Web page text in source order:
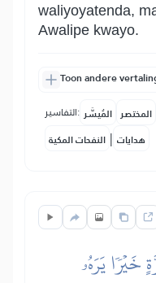
waliyoyatenda,
Awalipe kwayo.
Toon andere
التفاسير: المُيسَّر المختصر
النفحات المكية | هدايات
يَرَهُۥ